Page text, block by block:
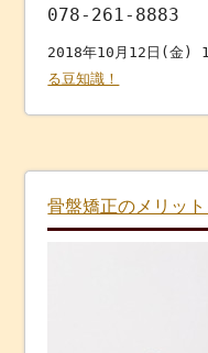
078-261-8883
2018年10月12日(金)
る豆知識！
骨盤矯正のメリット